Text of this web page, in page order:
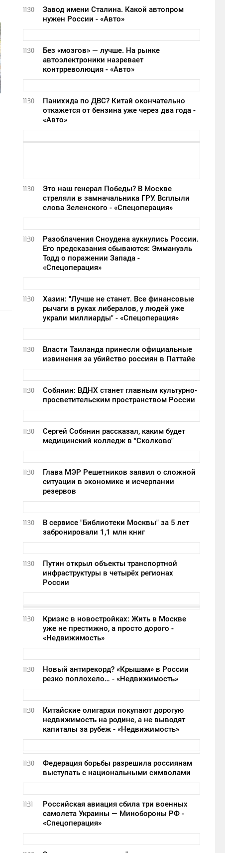
11:30
Завод имени Сталина. Какой автопром
нужен России - «Авто»
11:30
Без «мозгов» — лучше. На рынке
автоэлектроники назревает
контрреволюция - «Авто»
11:30
Панихида по ДВС? Китай окончательно
откажется от бензина уже через два года -
«Авто»
11:30
Это наш генерал Победы? В Москве
стреляли в замначальника ГРУ. Всплыли
слова Зеленского - «Спецоперация»
11:30
Разоблачения Сноудена аукнулись России.
Его предсказания сбываются: Эммануэль
Тодд о поражении Запада -
«Спецоперация»
11:30
Хазин: "Лучше не станет. Все финансовые
рычаги в руках либералов, у людей уже
украли миллиарды" - «Спецоперация»
11:30
Власти Таиланда принесли официальные
извинения за убийство россиян в Паттайе
11:30
Собянин: ВДНХ станет главным культурно-
просветительским пространством России
11:30
Сергей Собянин рассказал, каким будет
медицинский колледж в "Сколково"
11:30
Глава МЭР Решетников заявил о сложной
ситуации в экономике и исчерпании
резервов
11:30
В сервисе "Библиотеки Москвы" за 5 лет
забронировали 1,1 млн книг
11:30
Путин открыл объекты транспортной
инфраструктуры в четырёх регионах
России
11:30
Кризис в новостройках: Жить в Москве
уже не престижно, а просто дорого -
«Недвижимость»
11:30
Новый антирекорд? «Крышам» в России
резко поплохело… - «Недвижимость»
11:30
Китайские олигархи покупают дорогую
недвижимость на родине, а не выводят
капиталы за рубеж - «Недвижимость»
11:30
Федерация борьбы разрешила россиянам
выступать с национальными символами
11:31
Российская авиация сбила три военных
самолета Украины — Минобороны РФ -
«Спецоперация»